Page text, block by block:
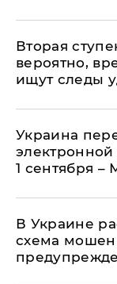
Вторая
вероятно,
ищут следы
Украина
1 сентября
В Украине
схема